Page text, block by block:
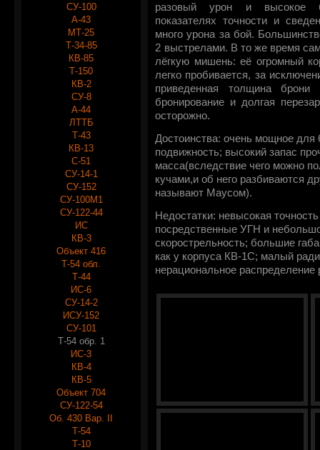
СУ-100
А-43
МТ-25
Т-34-85
КВ-85
Т-150
КВ-2
СУ-8
А-44
ЛТТБ
Т-43
КВ-13
С-51
СУ-14-1
СУ-152
СУ-100М1
СУ-122-44
ИС
КВ-3
Объект 416
Т-54 обл.
Т-44
ИС-6
СУ-14-2
ИСУ-152
СУ-101
Т-54 обр. 1
ИС-3
КВ-4
КВ-5
Объект 704
СУ-122-54
Об. 430 Вар. II
Т-54
Т-10
разовый урон и высокое
показателях точности и
много урона за бой.
2 выстрелами. В то же время
лёгкую мишень: её огромный
легко пробивается, за
приведенная толщина
бронирование и долгая
осторожно.
Достоинства: очень мощное для
подвижность; высокий запас
масса(вследствие чего можно
кучами,и об него разбиваются
называют Маусом).
Недостатки: невысокая
посредственные УГН и
скорострельность; большие
как у корпуса КВ-1С; малый
нерациональное